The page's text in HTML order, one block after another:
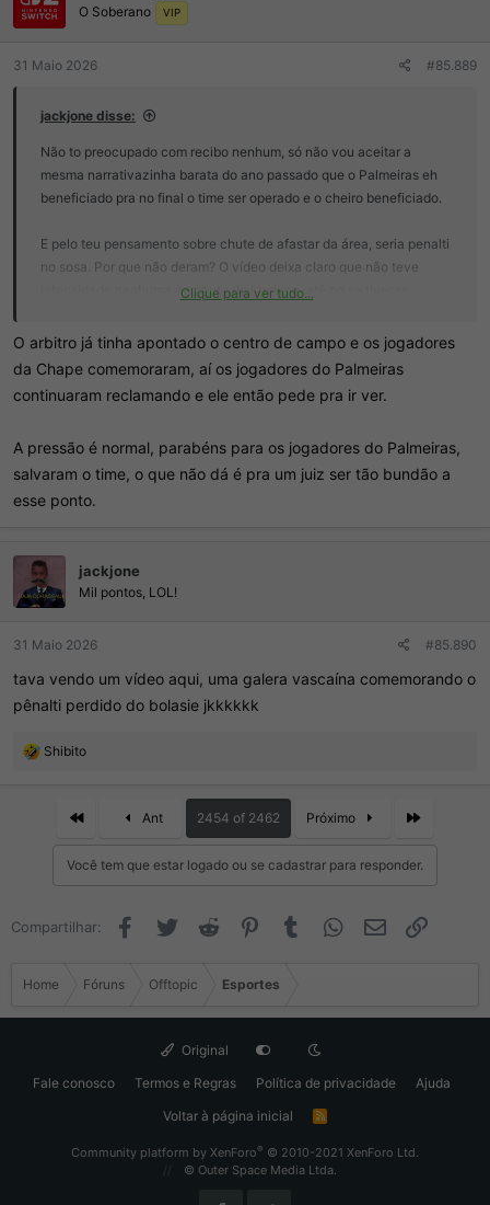
O Soberano VIP
31 Maio 2026 #85.889
jackjone disse:
Não to preocupado com recibo nenhum, só não vou aceitar a
mesma narrativazinha barata do ano passado que o Palmeiras eh
beneficiado pra no final o time ser operado e o cheiro beneficiado.
E pelo teu pensamento sobre chute de afastar da área, seria penalti
no sosa. Por que não deram? O vídeo deixa claro que não teve
intensidade nenhuma no chute do khelven, até pq se tivesse
O critério foi exatamente o mesmo. Aquele empurrão no Murilo já foi
dado falta em VÁRIOS LANCES no Brasil, não tem nenhum absurdo
naquilo ali.
E não eh anormal um árbitro pedir pra ver um lance no VAR não. Já
aconteceu e tá dentro das regras. Pressão em juiz todo time faz.
Clique para ver tudo...
O arbitro já tinha apontado o centro de campo e os jogadores
da Chape comemoraram, aí os jogadores do Palmeiras
continuaram reclamando e ele então pede pra ir ver.
A pressão é normal, parabéns para os jogadores do Palmeiras,
salvaram o time, o que não dá é pra um juiz ser tão bundão a
esse ponto.
jackjone
Mil pontos, LOL!
31 Maio 2026 #85.890
tava vendo um vídeo aqui, uma galera vascaína comemorando o
pênalti perdido do bolasie jkkkkkk
R
Shibito
First Ant 2454 of 2462 Próximo
Você tem que estar logado ou se cadastrar para responder.
Compartilhar: FacebookTwitter Reddit PinterestTumblr WhatsApp
Email
Home Fóruns Offtopic Esportes
Original
Fale conosco
Termos e Regras Política de privacidade
Ajuda
Voltar à página inicial
R
Community platform by XenForo® © 2010-2021 XenForo Ltd.
© Outer Space Media Ltda.